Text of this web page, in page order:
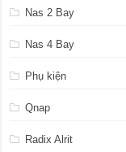
Nas 2 Bay
Nas 4 Bay
Phụ kiện
Qnap
Radix Alrit